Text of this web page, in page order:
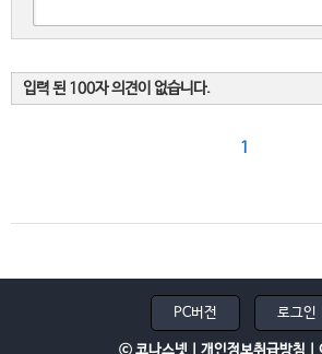
입력 된 100자 의견이 없습니다.
1
PC버전 로그인
ⓒ 코나스넷 | 개인정보취급방침